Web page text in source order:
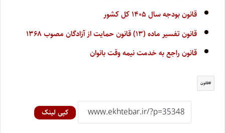
قانون بودجه سال ۱۴۰۵ کل کشور
قانون تفسیر ماده (۱۳) قانون حمایت از آزادگان مصوب ۱۳۶۸
قانون راجع به خدمت نیمه وقت بانوان
قانون
کپی لینک